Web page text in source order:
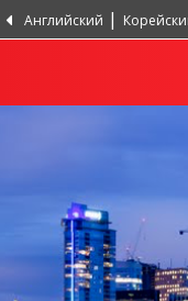
Английский